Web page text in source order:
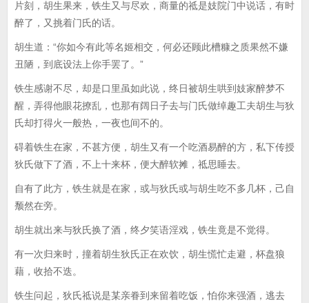
片刻，胡生果来，铁生又与尽欢，商量的祗是妓院门中说话，有时
醉了，又挑着门氏的话。
胡生道：“你如今有此等名姬相交，何必还顾此槽糠之质果然不嫌
丑陋，到底设法上你手罢了。”
铁生感谢不尽，却是口里虽如此说，终日被胡生哄到妓家醉梦不
醒，弄得他眼花撩乱，也那有阔日子去与门氏做绰趣工夫胡生与狄
氏却打得火一般热，一夜也间不的。
碍着铁生在家，不甚方便，胡生又有一个吃酒易醉的方，私下传授
狄氏做下了酒，不上十来杯，便大醉软摊，祗思睡去。
自有了此方，铁生就是在家，或与狄氏或与胡生吃不多几杯，己自
颓然在旁。
胡生就出来与狄氏换了酒，终夕笑语淫戏，铁生竟是不觉得。
有一次归来时，撞着胡生狄氏正在欢饮，胡生慌忙走避，杯盘狼
藉，收拾不迭。
铁生问起，狄氏祗说是某亲眷到来留着吃饭，怕你来强酒，逃去